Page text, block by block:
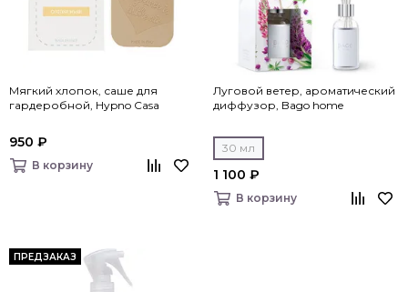
Мягкий хлопок, саше для
гардеробной, Hypno Casa
950 ₽
В корзину
Луговой ветер, ароматический
диффузор, Bago home
30 мл
1 100 ₽
В корзину
ПРЕДЗАКАЗ